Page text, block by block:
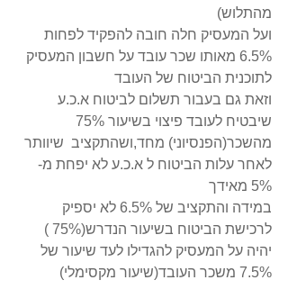
מהתלוש)
ועל המעסיק חלה חובה להפקיד לפחות
6.5% מאותו שכר עובד על חשבון המעסיק
לתוכנית הביטוח של העובד
וזאת גם בעבור תשלום לביטוח א.כ.ע
מהשכר(הפנסיוני) מחד,ושהתקציב  שיוותר
לאחר עלות הביטוח ל א.כ.ע לא יפחת מ-
5% מאידך
במידה והתקציב של 6.5% לא יספיק
לרכישת הביטוח בשיעור הנדרש(75% )
יהיה על המעסיק להגדילו לעד שיעור של
7.5% משכר העובד(שיעור מקסימלי)